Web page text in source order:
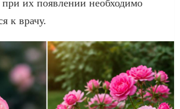
их появлении необходимо
к врачу.